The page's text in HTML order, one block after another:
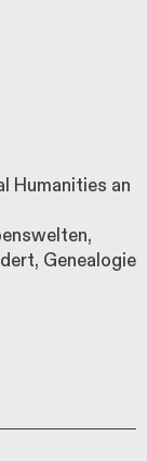
Humanities an
Genealogie